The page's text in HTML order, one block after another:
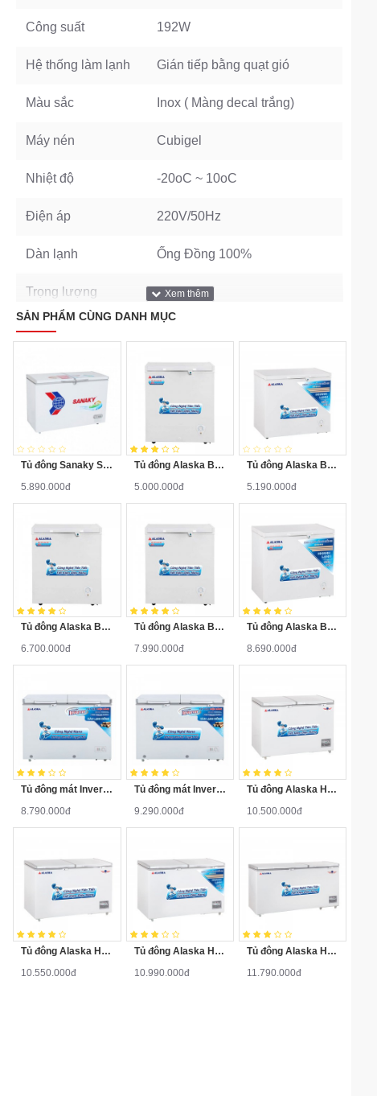
Công suất 192W
Hệ thống làm lạnh Gián tiếp bằng quạt gió
Màu sắc Inox ( Màng decal trắng)
Máy nén Cubigel
Nhiệt độ -20oC ~ 10oC
Điện áp 220V/50Hz
Dàn lạnh Ống Đồng 100%
Trọng lượng 70KG
Dung tích
1500*750*800
THÔNG SỐ TỦ MÁT
R290
SẢN PHẨM CÙNG DANH MỤC
Tủ đông Sanaky SNK-2900A
5.890.000đ
Tủ đông Alaska BD-200
5.000.000đ
Tủ đông Alaska BD-200C
5.190.000đ
Tủ đông Alaska BD-300
6.700.000đ
Tủ đông Alaska BD-400
7.990.000đ
Tủ đông Alaska BD-400C
8.690.000đ
Tủ đông mát Inverter FCA-3600CI
8.790.000đ
Tủ đông mát Inverter FCA-4600CI
9.290.000đ
Tủ đông Alaska HB-500N
10.500.000đ
Tủ đông Alaska HB-550N
10.550.000đ
Tủ đông Alaska HB-550C
10.990.000đ
Tủ đông Alaska HB-650N
11.790.000đ